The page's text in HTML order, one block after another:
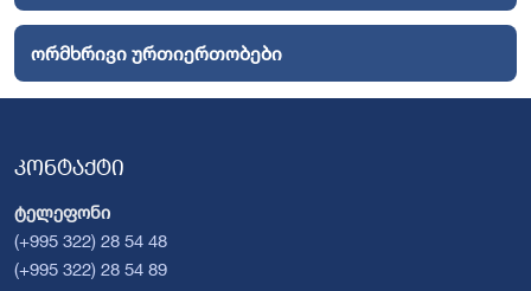
ორმხრივი ურთიერთობები
კონტაქტი
ტელეფონი
(+995 322) 28 54 48
(+995 322) 28 54 89